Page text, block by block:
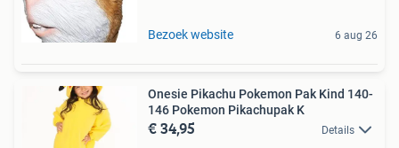
Bezoek website 6 aug 26
Onesie Pikachu Pokemon Pak Kind 140-
146 Pokemon Pikachupak K
€ 34,95 Details